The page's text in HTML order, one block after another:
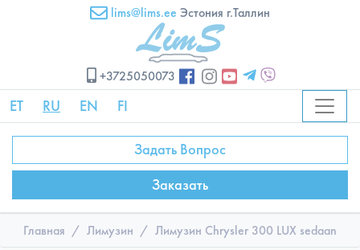
lims@lims.ee Эстония г.Таллин
+3725050073
ET RU EN FI
Задать Вопрос
Заказать
Главная Лимузин Лимузин Chrysler 300 LUX sedaan